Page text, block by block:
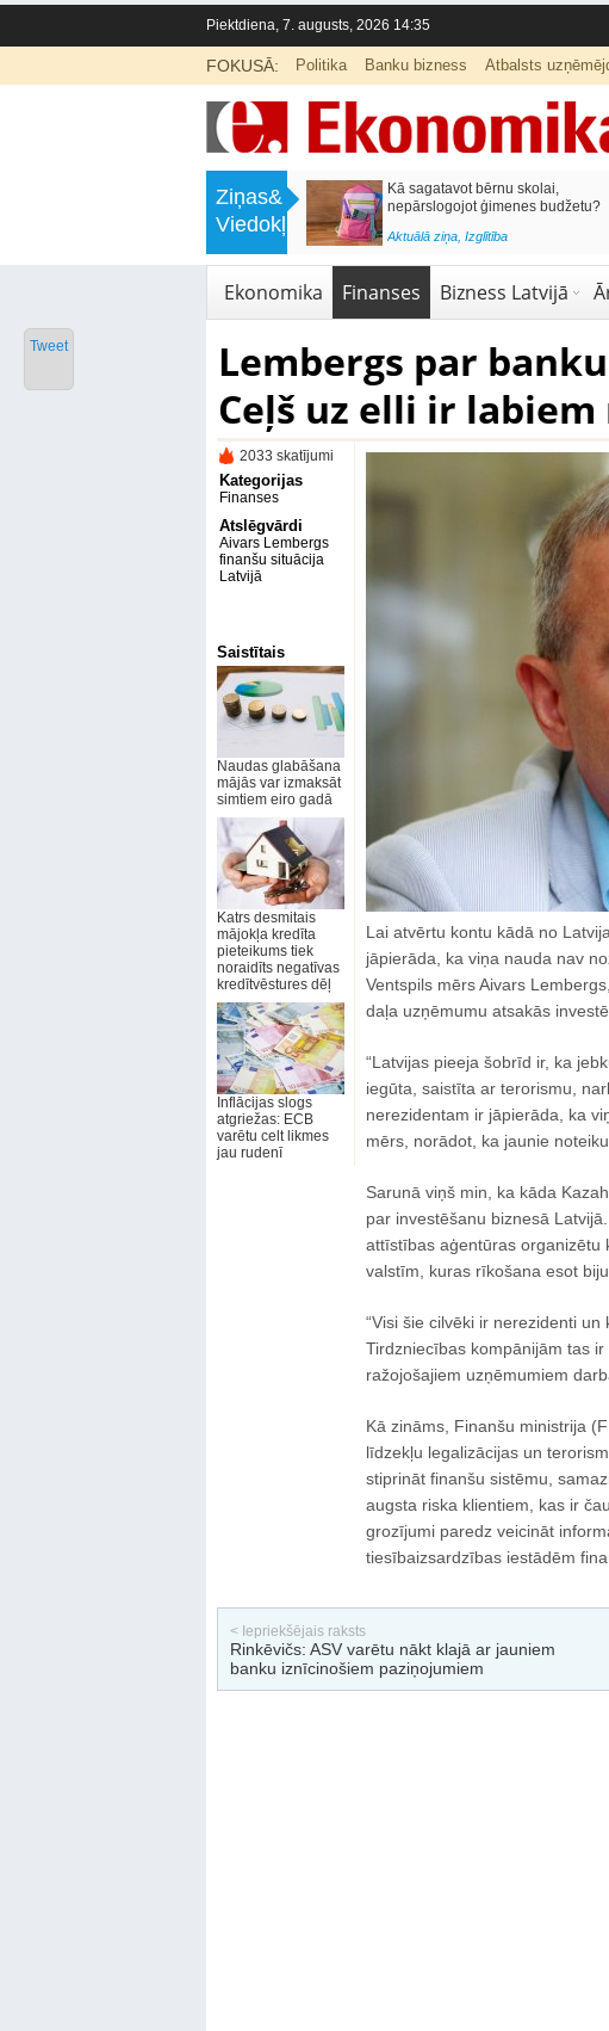
Piektdiena, 7. augusts, 2026 14:35
FOKUSĀ: Politika Banku bizness Atbalsts
Ziņas&
Viedokļi
Labklājības ministrija rosina reformēt
un būtiski uzlabot vecāku pabalstu
Kā sagatavot bērnu skolai,
nepārslogojot ģimenes budžetu?
Aktuālā ziņa, Izglītība
Ekonomika Finanses Bizness Latvijā
Lembergs par
Ceļš uz elli ir
2033 skatījumi
Kategorijas
Finanses
Atslēgvārdi
Aivars Lembergs
finanšu situācija
Latvijā
Saistītais
Naudas glabāšana
mājās var izmaksāt
simtiem eiro gadā
Katrs desmitais
mājokļa kredīta
pieteikums tiek
noraidīts negatīvas
kredītvēstures dēļ
Inflācijas slogs
atgriežas: ECB
varētu celt likmes
jau rudenī
Lai atvērtu kontu kādā no
jāpierāda, ka viņa nauda nav
Ventspils mērs Aivars
daļa uzņēmumu atsakās
“Latvijas pieeja šobrīd ir, ka
iegūta, saistīta ar terorismu,
nerezidentam ir jāpierāda, ka
mērs, norādot, ka jaunie
Sarunā viņš min, ka kāda
par investēšanu biznesā
attīstības aģentūras organizētu
valstīm, kuras rīkošana esot
“Visi šie cilvēki ir nerezidenti
Tirdzniecības kompānijām tas
ražojošajiem uzņēmumiem
Kā zināms, Finanšu ministrija
līdzekļu legalizācijas un
stiprināt finanšu sistēmu,
augsta riska klientiem, kas ir
grozījumi paredz veicināt
tiesībaizsardzības iestādēm
< Iepriekšējais raksts
Rinkēvičs: ASV varētu nākt klajā ar jauniem
banku iznīcinošiem paziņojumiem
Tweet